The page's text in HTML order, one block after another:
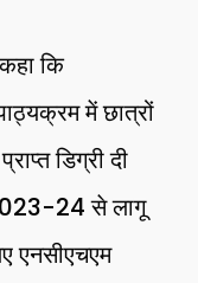
कि
में छात्रों
डिग्री दी
24 से लागू
एनसीएचएम